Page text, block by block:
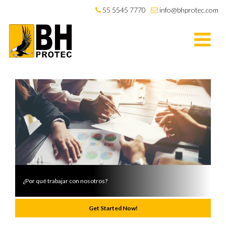
55 5545 7770 info@bhprotec.com
¿Por qué trabajar con nosotros?
Get Started Now!